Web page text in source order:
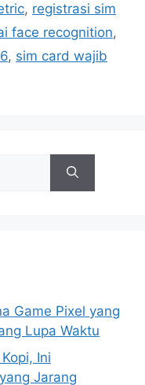
, registrasi sim
face recognition,
, sim card wajib
Game Pixel yang
Lupa Waktu
Ini
Jarang